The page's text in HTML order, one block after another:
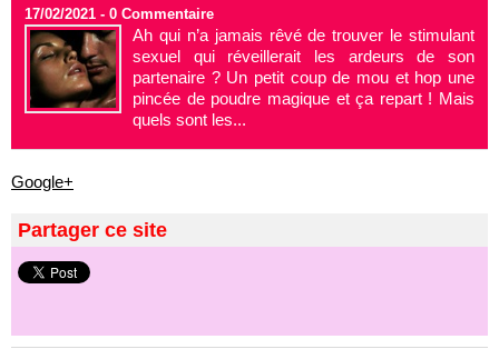
17/02/2021 - 0 Commentaire
Ah qui n’a jamais rêvé de trouver le stimulant
sexuel qui réveillerait les ardeurs de son
partenaire ? Un petit coup de mou et hop une
pincée de poudre magique et ça repart ! Mais
quels sont les...
Google+
Partager ce site